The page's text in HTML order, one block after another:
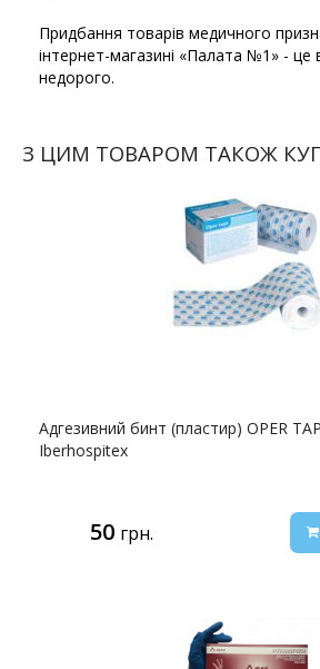
Придбання товарів медичного
інтернет-магазині «Палата №1» - це
недорого.
З ЦИМ ТОВАРОМ ТАКОЖ
Адгезивний бинт (пластир) OPER
Iberhospitex
50 грн.